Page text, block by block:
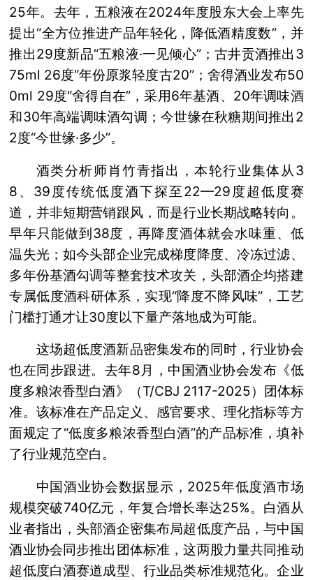
25年。去年，五粮液在2024年度股东大会上率先
提出“全方位推进产品年轻化，降低酒精度数”，并
推出29度新品“五粮液·一见倾心”；古井贡酒推出3
75ml 26度“年份原浆轻度古20”；舍得酒业发布50
0ml 29度“舍得自在”，采用6年基酒、20年调味酒
和30年高端调味酒勾调；今世缘在秋糖期间推出2
2度“今世缘·多少”。
酒类分析师肖竹青指出，本轮行业集体从3
8、39度传统低度酒下探至22—29度超低度赛
道，并非短期营销跟风，而是行业长期战略转向。
早年只能做到38度，再降度酒体就会水味重、低
温失光；如今头部企业完成梯度降度、冷冻过滤、
多年份基酒勾调等整套技术攻关，头部酒企均搭建
专属低度酒科研体系，实现“降度不降风味”，工艺
门槛打通才让30度以下量产落地成为可能。
这场超低度酒新品密集发布的同时，行业协会
也在同步跟进。去年8月，中国酒业协会发布《低
度多粮浓香型白酒》（T/CBJ 2117-2025）团体标
准。该标准在产品定义、感官要求、理化指标等方
面规定了“低度多粮浓香型白酒”的产品标准，填补
了行业规范空白。
中国酒业协会数据显示，2025年低度酒市场
规模突破740亿元，年复合增长率达25%。白酒从
业者指出，头部酒企密集布局超低度产品，与中国
酒业协会同步推出团体标准，这两股力量共同推动
超低度白酒赛道成型、行业品类标准规范化。企业